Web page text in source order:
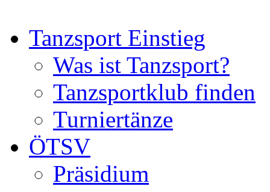
Tanzsport Einstieg
Was ist Tanzsport?
Tanzsportklub finden
Turniertänze
ÖTSV
Präsidium